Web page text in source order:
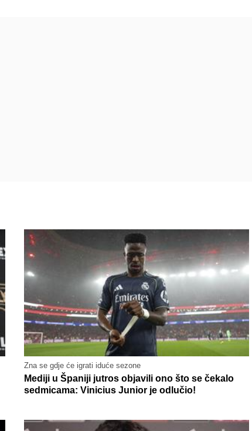
Zna se gdje će igrati iduće sezone
Mediji u Španiji jutros objavili ono što se čekalo
sedmicama: Vinicius Junior je odlučio!